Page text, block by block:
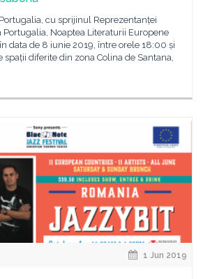
cu sprijinul Reprezentanței
Portugalia, Noaptea Literaturii Europene
data de 8 iunie 2019, între orele 18:00 și
spații diferite din zona Colina de Santana,
1 Jun 2019